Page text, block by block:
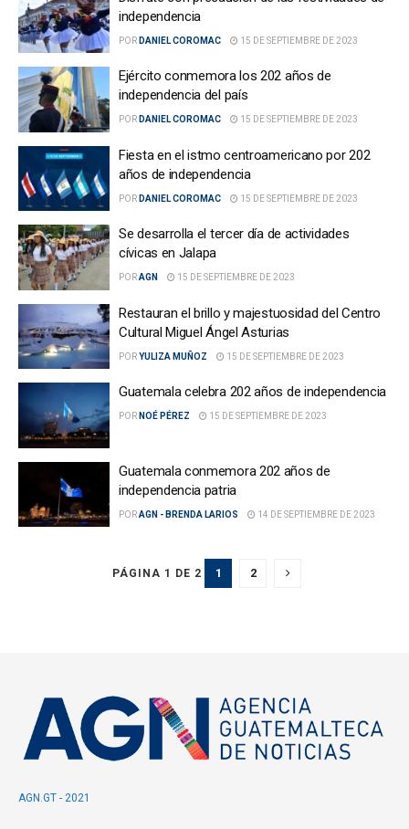
independencia
POR DANIEL COROMAC 15 DE SEPTIEMBRE DE 2023
Ejército conmemora los 202 años de
independencia del país
POR DANIEL COROMAC 15 DE SEPTIEMBRE DE 2023
Fiesta en el istmo centroamericano por 202
años de independencia
POR DANIEL COROMAC 15 DE SEPTIEMBRE DE 2023
Se desarrolla el tercer día de actividades
cívicas en Jalapa
PORAGN 15 DE SEPTIEMBRE DE 2023
Restauran el brillo y majestuosidad del Centro
Cultural Miguel Ángel Asturias
PORYULIZA MUÑOZ 15 DE SEPTIEMBRE DE 2023
Guatemala celebra 202 años de independencia
POR NOÉ PÉREZ 15 DE SEPTIEMBRE DE 2023
Guatemala conmemora 202 años de
independencia patria
PORAGN - BRENDA LARIOS 14 DE SEPTIEMBRE DE 2023
PÁGINA 1 DE 2 1 2
AGN.GT - 2021